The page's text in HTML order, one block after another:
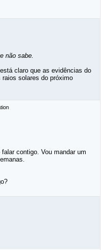
não sabe.
claro que as evidências do
solares do próximo
contigo. Vou mandar um